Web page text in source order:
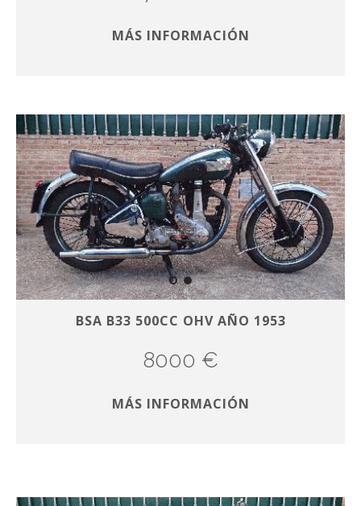
MÁS INFORMACIÓN
BSA B33 500CC OHV AÑO 1953
8000 €
MÁS INFORMACIÓN